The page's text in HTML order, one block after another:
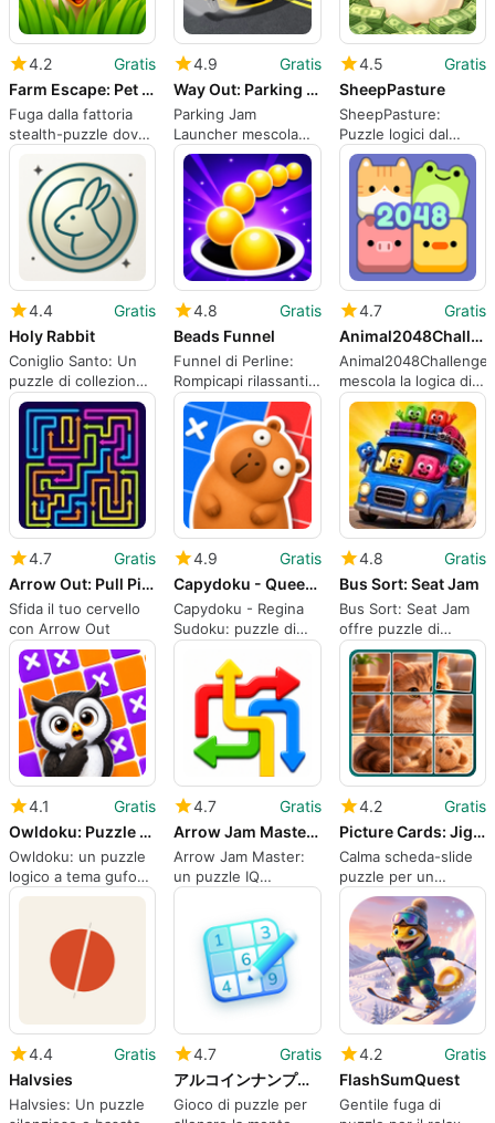
4.2
Gratis
Farm Escape: Pet Life
Fuga dalla fattoria
stealth-puzzle dove
il tempismo e la
pianificazione
contano
4.9
Gratis
Way Out: Parking Jam Launcher
Parking Jam
Launcher mescola
enigmi spaziali con
meccaniche Match-3
4.5
Gratis
SheepPasture
SheepPasture:
Puzzle logici dal
sapore contadino
per sessioni brevi e
concentrate
4.4
Gratis
Holy Rabbit
Coniglio Santo: Un
puzzle di collezione
di carte meditativo
per giocatori
riflessivi
4.8
Gratis
Beads Funnel
Funnel di Perline:
Rompicapi rilassanti
di ordinamento delle
perline con funnel
basati sulla fisica
4.7
Gratis
Animal2048Challenge
Animal2048Challenge
mescola la logica di
2048 con enigmi
sull'evoluzione degli
animali
4.7
Gratis
Arrow Out: Pull Pin Puzzle
Sfida il tuo cervello
con Arrow Out
4.9
Gratis
Capydoku - Queen Sudoku
Capydoku - Regina
Sudoku: puzzle di
logica spaziale a
tema capybara
4.8
Gratis
Bus Sort: Seat Jam
Bus Sort: Seat Jam
offre puzzle di
autobus a colori
compatti
4.1
Gratis
Owldoku: Puzzle Game
Owldoku: un puzzle
logico a tema gufo
per Android
4.7
Gratis
Arrow Jam Master: IQ Puzzle
Arrow Jam Master:
un puzzle IQ
compatto per
risolutori metodici
4.2
Gratis
Picture Cards: Jigsaw Game
Calma scheda-slide
puzzle per un
concentrato gioco di
immagini su Android
4.4
Gratis
Halvsies
Halvsies: Un puzzle
4.7
Gratis
アルコインナンプレポイントが貯まる脳トレパズル
Gioco di puzzle per
4.2
Gratis
FlashSumQuest
Gentile fuga di